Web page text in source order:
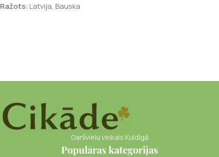
Ražots:Latvija, Bauska
Garšvielu veikals Kuldīgā
Populāras kategorijas